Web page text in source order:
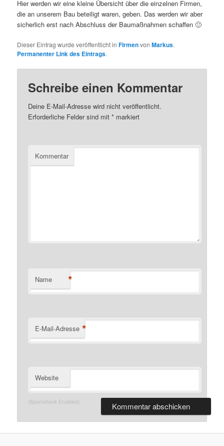
Hier werden wir eine kleine Übersicht über die einzelnen Firmen,
die an unserem Bau beteiligt waren, geben. Das werden wir aber
sicherlich erst nach Abschluss der Baumaßnahmen schaffen 🙂
Dieser Eintrag wurde veröffentlicht inFirmenvonMarkus.
Permanenter Link des Eintrags.
Schreibe einen Kommentar
Deine E-Mail-Adresse wird nicht veröffentlicht.
Erforderliche Felder sind mit* markiert
Kommentar
Name *
E-Mail-Adresse *
Website
(Spamcheck Enabled)